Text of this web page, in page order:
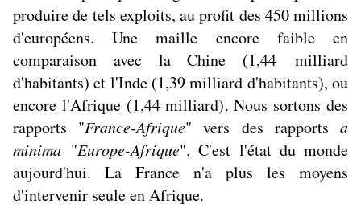
produire de tels exploits, au profit des 450 millions
d'européens. Une maille encore faible en
comparaison avec la Chine (1,44 milliard
d'habitants) et l'Inde (1,39 milliard d'habitants), ou
encore l'Afrique (1,44 milliard). Nous sortons des
rapports "France-Afrique" vers des rapportsa
minima "Europe-Afrique". C'est l'état du monde
aujourd'hui. La France n'a plus les moyens
d'intervenir seule en Afrique.